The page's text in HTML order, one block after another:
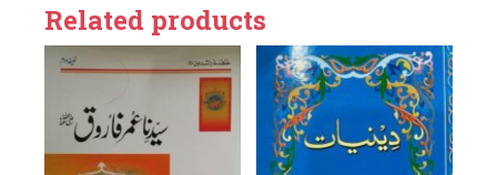
Related products